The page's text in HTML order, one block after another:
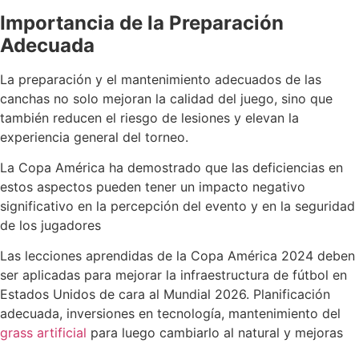
Importancia de la Preparación
Adecuada
La preparación y el mantenimiento adecuados de las
canchas no solo mejoran la calidad del juego, sino que
también reducen el riesgo de lesiones y elevan la
experiencia general del torneo.
La Copa América ha demostrado que las deficiencias en
estos aspectos pueden tener un impacto negativo
significativo en la percepción del evento y en la seguridad
de los jugadores​
Las lecciones aprendidas de la Copa América 2024 deben
ser aplicadas para mejorar la infraestructura de fútbol en
Estados Unidos de cara al Mundial 2026. Planificación
adecuada, inversiones en tecnología, mantenimiento del
grass artificial para luego cambiarlo al natural y mejoras